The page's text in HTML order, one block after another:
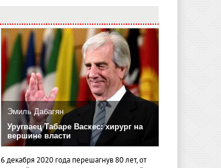
Эмиль Дабагян
Уругваец Табаре Васкес: хирург на
вершине власти
6 декабря 2020 года перешагнув 80 лет, от